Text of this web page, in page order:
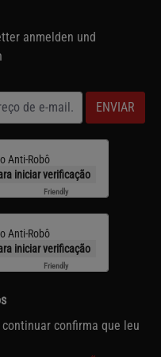
anmelden und
ENVIAR
Anti-Robô
iniciar verificação
Friendly
Anti-Robô
iniciar verificação
Friendly
confirma que leu